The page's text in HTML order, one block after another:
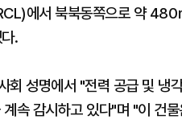
에서 북북동쪽으로 약 480
.
성명에서 "전력 공급 및 냉
속 감시하고 있다"며 "이 건